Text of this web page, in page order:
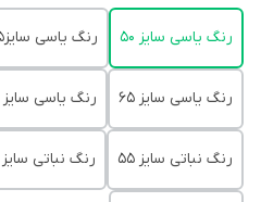
رنگ یاسی سایز 50 رنگ یاسی سایز55
رنگ یاسی سایز 65 رنگ یاسی سایز 70
رنگ نباتی سایز 55 رنگ نباتی سایز 60